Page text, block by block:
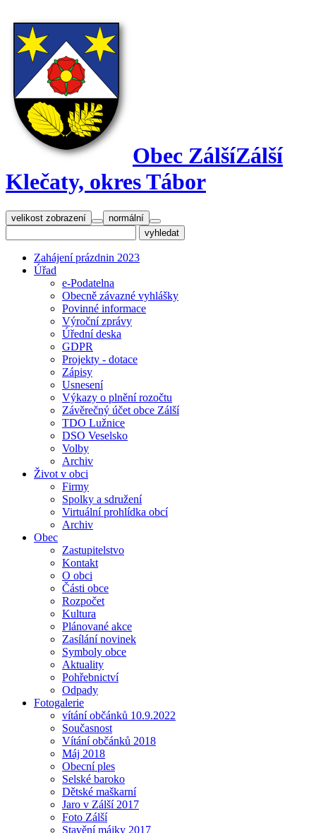
Obec ZálšíZálší
Klečaty, okres Tábor
velikost zobrazení normální
Zahájení prázdnin 2023
Úřad
e-Podatelna
Obecně závazné vyhlášky
Povinné informace
Výroční zprávy
Úřední deska
GDPR
Projekty - dotace
Zápisy
Usnesení
Výkazy o plnění rozočtu
Závěrečný účet obce Zálší
TDO Lužnice
DSO Veselsko
Volby
Archiv
Život v obci
Firmy
Spolky a sdružení
Virtuální prohlídka obcí
Archiv
Obec
Zastupitelstvo
Kontakt
O obci
Části obce
Rozpočet
Kultura
Plánované akce
Zasílání novinek
Symboly obce
Aktuality
Pohřebnictví
Odpady
Fotogalerie
vítání občánků 10.9.2022
Současnost
Vítání občánků 2018
Máj 2018
Obecní ples
Selské baroko
Dětské maškarní
Jaro v Zálší 2017
Foto Zálší
Stavění májky 2017